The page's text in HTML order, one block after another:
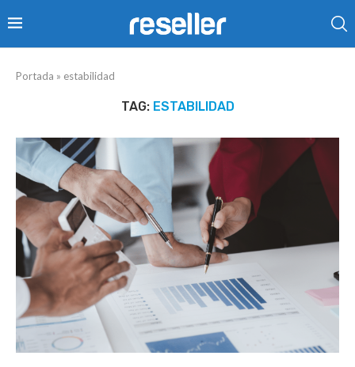
Portada » estabilidad
TAG: ESTABILIDAD